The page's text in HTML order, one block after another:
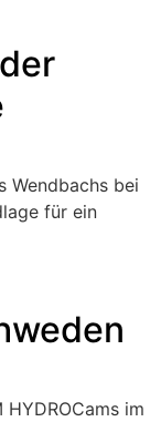
Wendbachs bei
für ein
im